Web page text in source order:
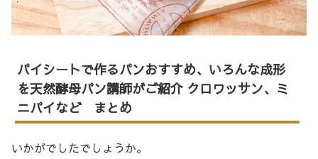
パイシートで作るパンおすすめ、いろんな成形
を天然酵母パン講師がご紹介 クロワッサン、ミ
ニパイなど まとめ
いかがでしたでしょうか。